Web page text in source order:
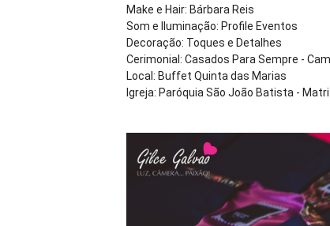
Make e Hair: Bárbara Reis
Som e Iluminação: Profile Eventos
Decoração: Toques e Detalhes
Cerimonial: Casados Para Sempre -
Local: Buffet Quinta das Marias
Igreja: Paróquia São João Batista -